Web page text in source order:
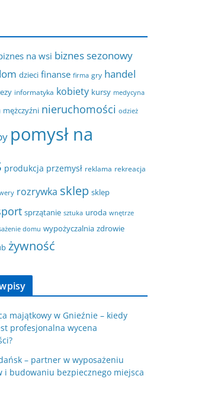
na wsi biznes sezonowy
dzieci finanse firma gry handel
informatyka kobiety kursy medycyna
mężczyźni nieruchomości odzież
pomysł na
produkcja przemysł reklama rekreacja
rozrywka sklep sklep
sprzątanie sztuka uroda wnętrze
domu wypożyczalnia zdrowie
żywność
majątkowy w Gnieźnie – kiedy
profesjonalna wycena
– partner w wyposażeniu
i budowaniu bezpiecznego miejsca